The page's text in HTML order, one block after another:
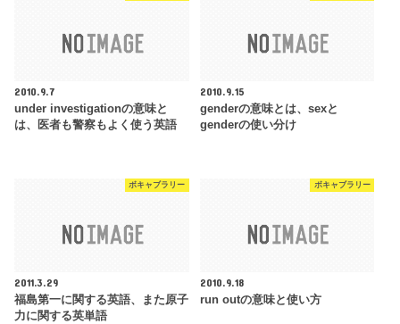
2010.9.7
under investigationの意味と
は、医者も警察もよく使う英語
2010.9.15
genderの意味とは、sexと
genderの使い分け
ボキャブラリー
2011.3.29
福島第一に関する英語、また原子
力に関する英単語
ボキャブラリー
2010.9.18
run outの意味と使い方